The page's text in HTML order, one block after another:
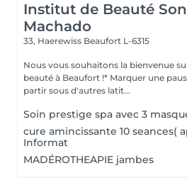
Institut de Beauté
Machado
33, Haerewiss Beaufort L-6315
Nous vous souhaitons la bienvenue
beauté à Beaufort !* Marquer une pause beauté et bien-être,
partir sous d'autres latit...
Soin prestige spa avec 3
cure amincissante 10 seances(
Informat
MADÉROTHEAPIE jambes